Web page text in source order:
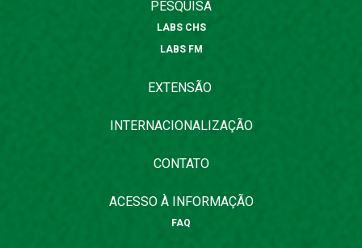
PESQUISA
LABS CHS
LABS FM
EXTENSÃO
INTERNACIONALIZAÇÃO
CONTATO
ACESSO À INFORMAÇÃO
FAQ